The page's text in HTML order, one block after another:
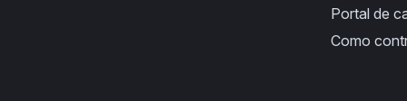
Portal de
Como